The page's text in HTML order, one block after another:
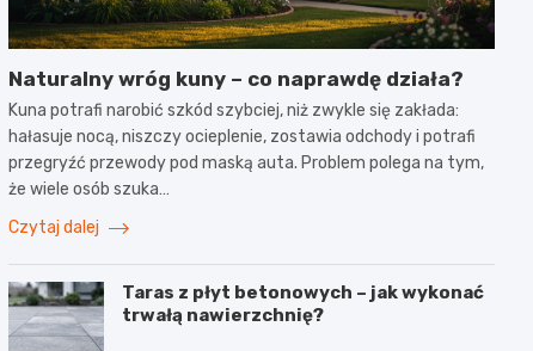
Naturalny wróg kuny – co naprawdę działa?
Kuna potrafi narobić szkód szybciej, niż zwykle się zakłada:
hałasuje nocą, niszczy ocieplenie, zostawia odchody i potrafi
przegryźć przewody pod maską auta. Problem polega na tym,
że wiele osób szuka…
Czytaj dalej
Taras z płyt betonowych – jak wykonać
trwałą nawierzchnię?